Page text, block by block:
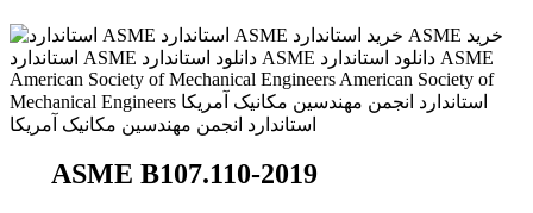
ASME B107.110-2019